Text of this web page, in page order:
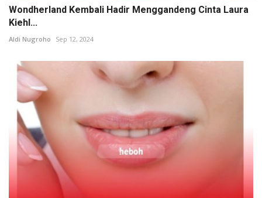
Wondherland Kembali Hadir Menggandeng Cinta Laura
Kiehl...
Aldi Nugroho Sep 12, 2024